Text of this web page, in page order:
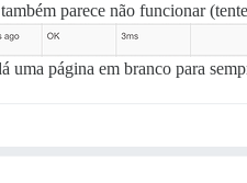
parece não funcionar
uma página em branco para